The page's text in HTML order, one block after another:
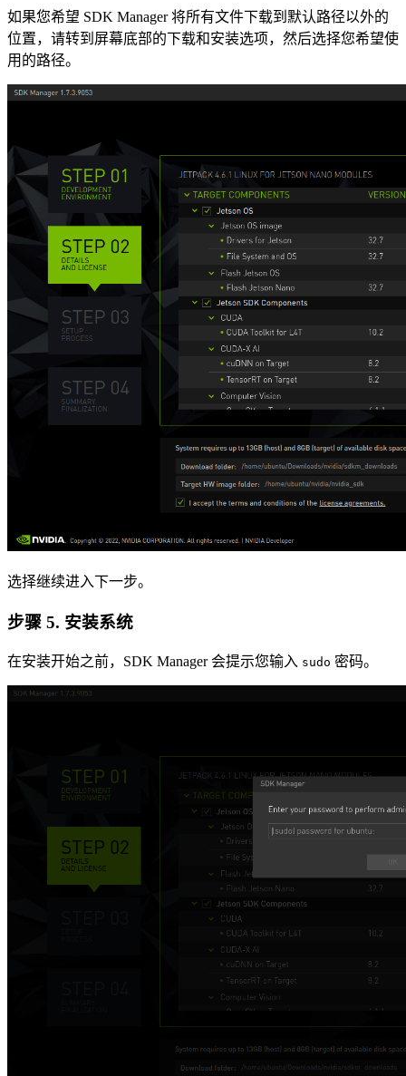
如果您希望 SDK Manager 将所有文件下载到默认路径以外的
位置，请转到屏幕底部的下载和安装选项，然后选择您希望使
用的路径。
选择继续进入下一步。
步骤 5. 安装系统
在安装开始之前，SDK Manager 会提示您输入 sudo 密码。